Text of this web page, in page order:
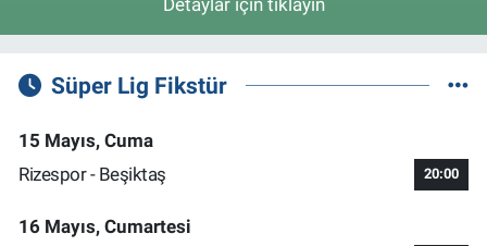
Detaylar için tıklayın
Süper Lig Fikstür
15 Mayıs, Cuma
Rizespor - Beşiktaş
20:00
16 Mayıs, Cumartesi